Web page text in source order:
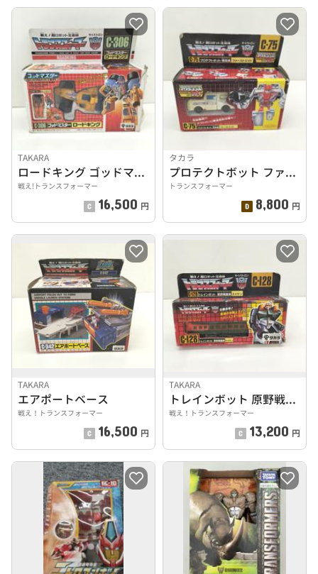
TAKARA
ロードキング ゴッドマスター
戦え!トランスフォーマー
16,500 円
タカラ
プロテクトボット ファーストエイド
トランスフォーマー
8,800 円
TAKARA
エアポートベース
戦え！トランスフォーマー
16,500 円
TAKARA
トレインボット 原野戦闘員 スイケン
戦え！トランスフォーマー
13,200 円